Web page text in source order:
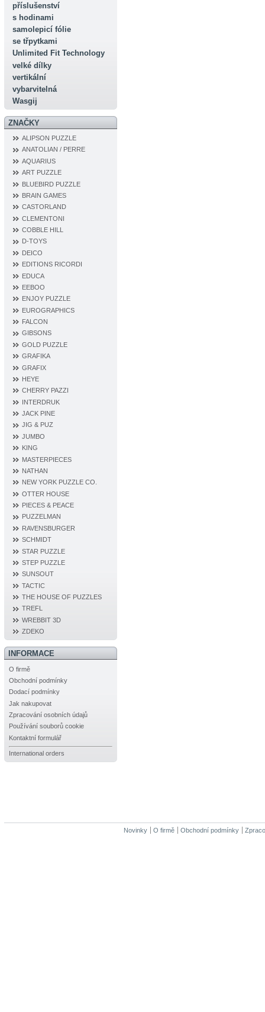
příslušenství
s hodinami
samolepicí fólie
se třpytkami
Unlimited Fit Technology
velké dílky
vertikální
vybarvitelná
Wasgij
ZNAČKY
ALIPSON PUZZLE
ANATOLIAN / PERRE
AQUARIUS
ART PUZZLE
BLUEBIRD PUZZLE
BRAIN GAMES
CASTORLAND
CLEMENTONI
COBBLE HILL
D‐TOYS
DEICO
EDITIONS RICORDI
EDUCA
EEBOO
ENJOY PUZZLE
EUROGRAPHICS
FALCON
GIBSONS
GOLD PUZZLE
GRAFIKA
GRAFIX
HEYE
CHERRY PAZZI
INTERDRUK
JACK PINE
JIG & PUZ
JUMBO
KING
MASTERPIECES
NATHAN
NEW YORK PUZZLE CO.
OTTER HOUSE
PIECES & PEACE
PUZZELMAN
RAVENSBURGER
SCHMIDT
STAR PUZZLE
STEP PUZZLE
SUNSOUT
TACTIC
THE HOUSE OF PUZZLES
TREFL
WREBBIT 3D
ZDEKO
INFORMACE
O firmě
Obchodní podmínky
Dodací podmínky
Jak nakupovat
Zpracování osobních údajů
Používání souborů cookie
Kontaktní formulář
International orders
Novinky O firmě Obchodní podmínky